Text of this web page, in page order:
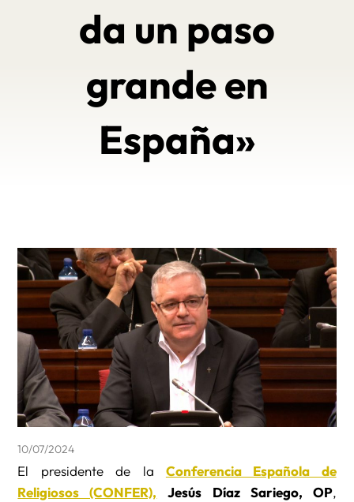
da un paso
grande en
España»
10/07/2024
El presidente de la Conferencia Española de
Religiosos (CONFER),
Jesús Díaz Sariego, OP,